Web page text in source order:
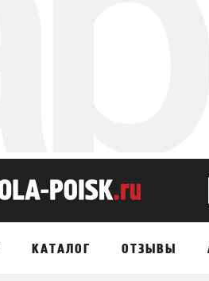
КАТАЛОГ ОТЗЫВЫ